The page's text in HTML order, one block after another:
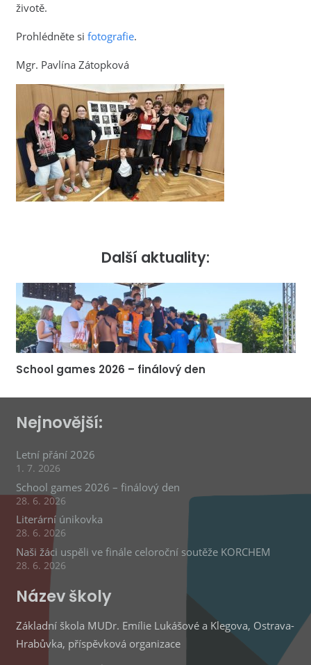
životě.
Prohlédněte si fotografie.
Mgr. Pavlína Zátopková
Další aktuality:
School games 2026 – finálový den
Nejnovější:
Letní přání 2026
1. 7. 2026
School games 2026 – finálový den
28. 6. 2026
Literární únikovka
28. 6. 2026
Naši žáci uspěli ve finále celoroční soutěže KORCHEM
28. 6. 2026
Název školy
Základní škola MUDr. Emílie Lukášové a Klegova, Ostrava-
Hrabůvka, příspěvková organizace